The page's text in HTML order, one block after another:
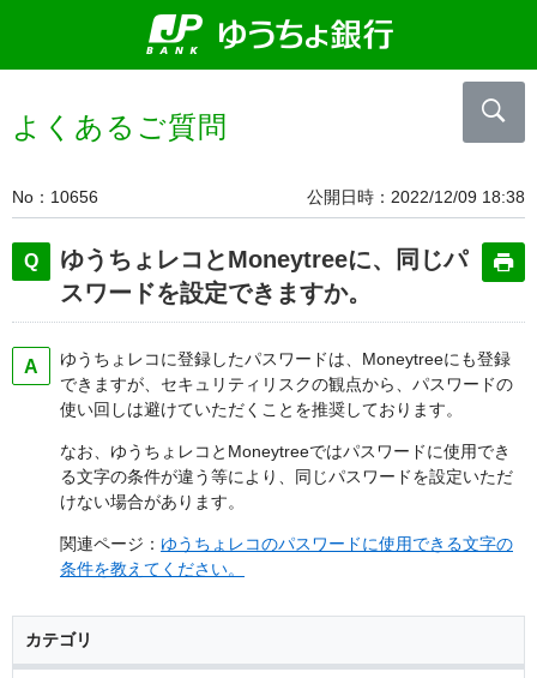
よくあるご質問
No 10656 公開日時 2022/12/09 18:38
ゆうちょレコとMoneytreeに、同じパ
スワードを設定できますか。
ゆうちょレコに登録したパスワードは、Moneytreeにも登録
できますが、セキュリティリスクの観点から、パスワードの
使い回しは避けていただくことを推奨しております。
なお、ゆうちょレコとMoneytreeではパスワードに使用でき
る文字の条件が違う等により、同じパスワードを設定いただ
けない場合があります。
関連ページ： ゆうちょレコのパスワードに使用できる文字の
条件を教えてください。
カテゴリ